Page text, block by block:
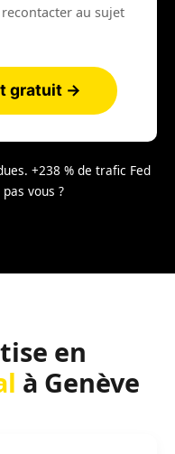
au sujet
gratuit →
+238 % de trafic Fed
vous ?
en
à Genève